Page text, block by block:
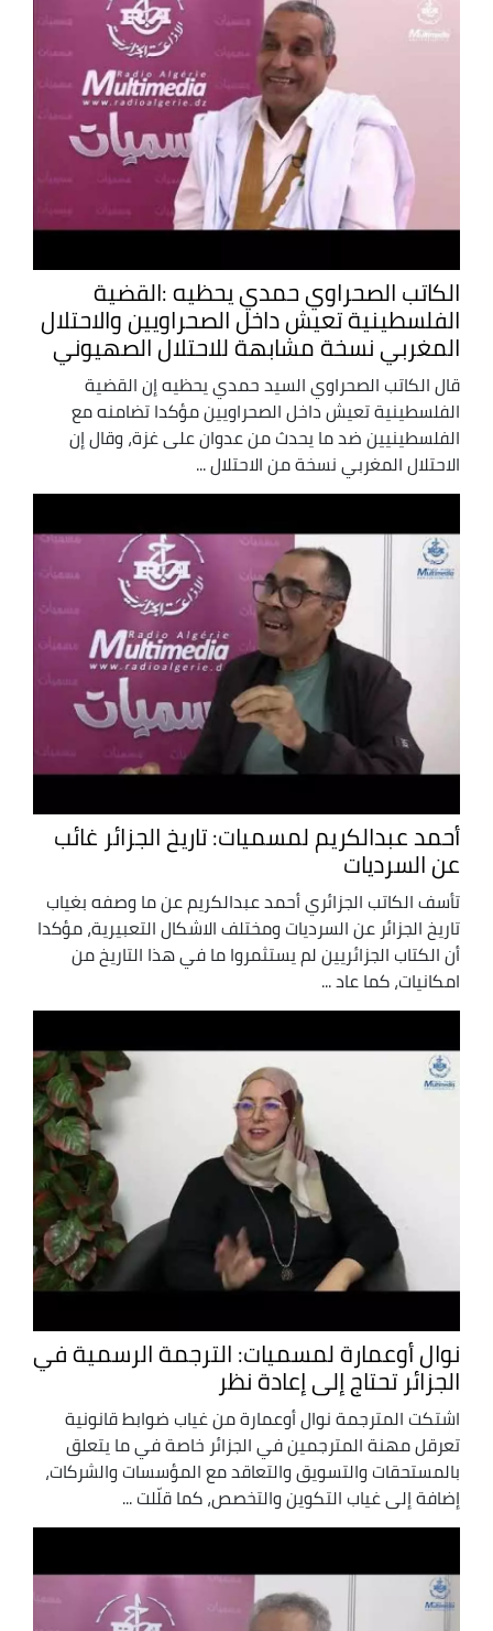
الكاتب الصحراوي حمدي يحظيه :القضية
الفلسطينية تعيش داخل الصحراويين والاحتلال
المغربي نسخة مشابهة للاحتلال الصهيوني
قال الكاتب الصحراوي السيد حمدي يحظيه إن القضية
الفلسطينية تعيش داخل الصحراويين مؤكدا تضامنه مع
الفلسطينيين ضد ما يحدث من عدوان على غزة، وقال إن
الاحتلال المغربي نسخة من الاحتلال ...
أحمد عبدالكريم لمسميات: تاريخ الجزائر غائب
عن السرديات
تأسف الكاتب الجزائري أحمد عبدالكريم عن ما وصفه بغياب
تاريخ الجزائر عن السرديات ومختلف الاشكال التعبيرية، مؤكدا
أن الكتاب الجزائريين لم يستثمروا ما في هذا التاريخ من
امكانيات، كما عاد ...
نوال أوعمارة لمسميات: الترجمة الرسمية في
الجزائر تحتاج إلى إعادة نظر
اشتكت المترجمة نوال أوعمارة من غياب ضوابط قانونية
تعرقل مهنة المترجمين في الجزائر خاصة في ما يتعلق
بالمستحقات والتسويق والتعاقد مع المؤسسات والشركات،
إضافة إلى غياب التكوين والتخصص، كما قلّلت ...